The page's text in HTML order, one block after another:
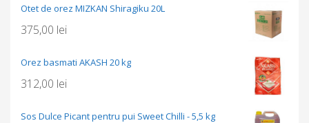
Otet de orez MIZKAN Shiragiku 20L
375,00 lei
Orez basmati AKASH 20 kg
312,00 lei
Sos Dulce Picant pentru pui Sweet Chilli - 5,5 kg